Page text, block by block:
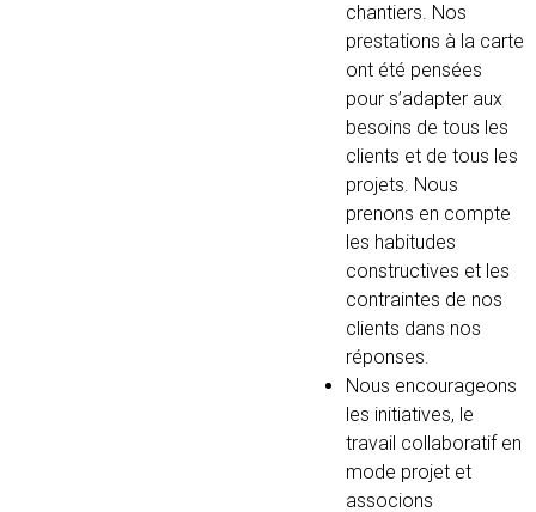
chantiers. Nos
prestations à la carte
ont été pensées
pour s’adapter aux
besoins de tous les
clients et de tous les
projets. Nous
prenons en compte
les habitudes
constructives et les
contraintes de nos
clients dans nos
réponses.
Nous encourageons
les initiatives, le
travail collaboratif en
mode projet et
associons